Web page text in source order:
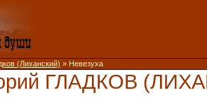
(Лиханский) » Невезуха
ГЛАДКОВ